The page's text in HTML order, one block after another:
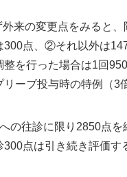
来の変更点をみると
点、②それ以外は
を行った場合は1回
ーブ投与時の特例（3
の往診に限り2850点を
点は引き続き評価す